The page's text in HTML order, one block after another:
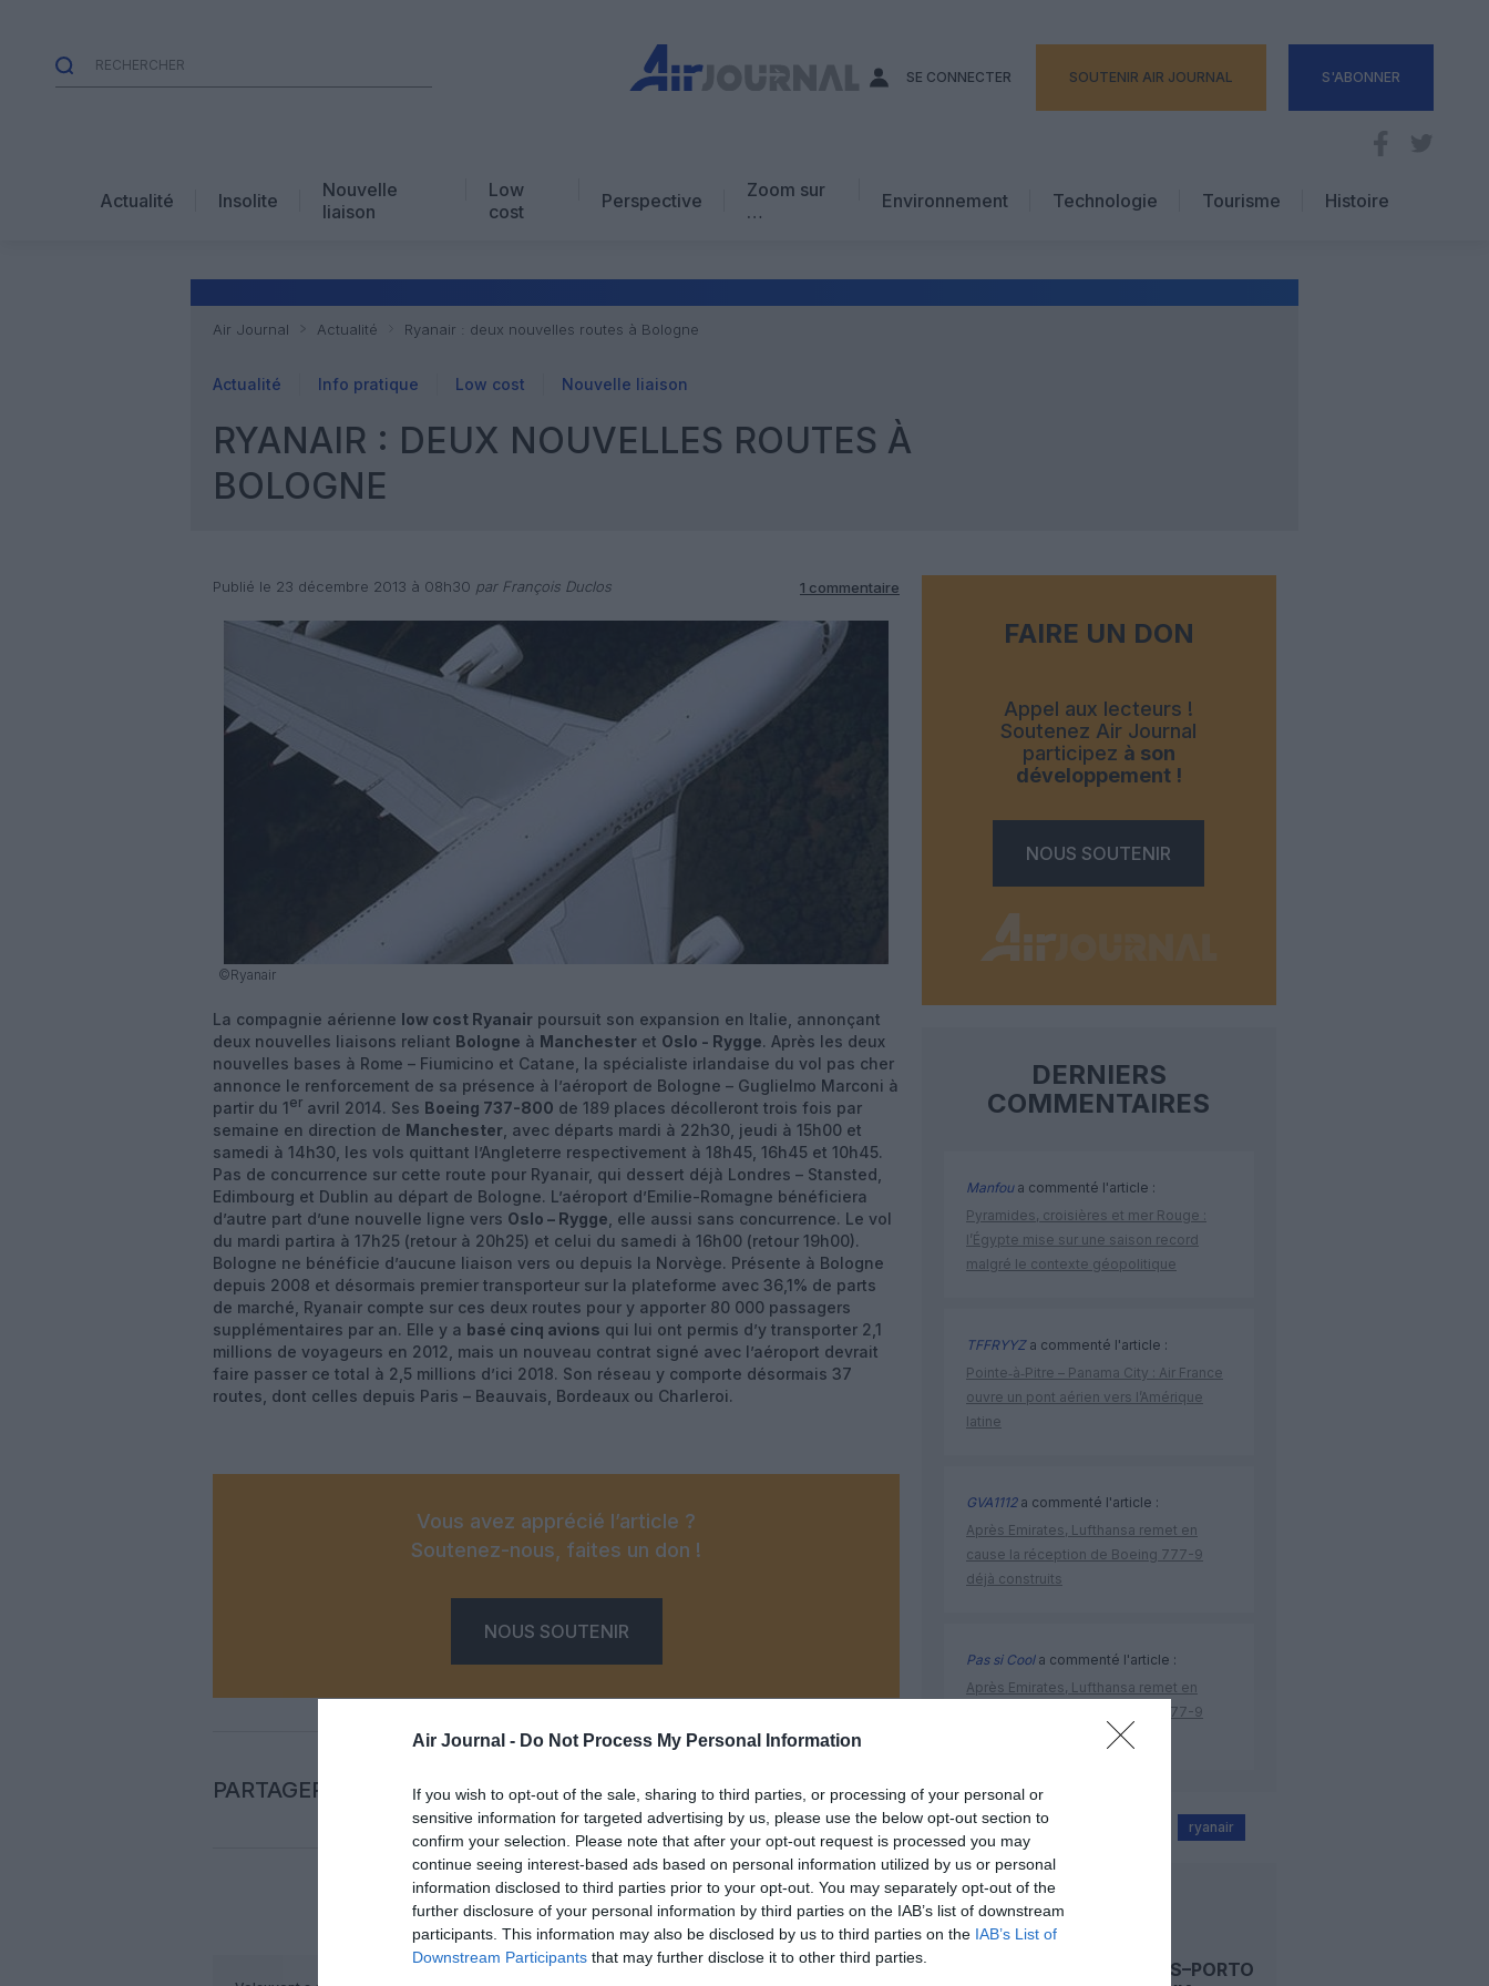
Air Journal - Do Not Process My Personal Information
If you wish to opt-out of the sale, sharing to third parties, or processing of your personal or
sensitive information for targeted advertising by us, please use the below opt-out section to
confirm your selection. Please note that after your opt-out request is processed you may
continue seeing interest-based ads based on personal information utilized by us or personal
information disclosed to third parties prior to your opt-out. You may separately opt-out of the
further disclosure of your personal information by third parties on the IAB’s list of downstream
participants. This information may also be disclosed by us to third parties on the IAB’s List of
Downstream Participants that may further disclose it to other third parties.
SE CONNECTER SOUTENIR AIR JOURNAL S'ABONNER
Actualité Insolite
Nouvelle
liaison
Low
cost
Perspective
Zoom sur
…
Environnement Technologie
Tourisme
Hôtellerie
Histoire
Air Journal Actualité Ryanair : deux nouvelles routes à Bologne
Actualité Info pratique Low cost Nouvelle liaison
RYANAIR : DEUX NOUVELLES ROUTES À
BOLOGNE
Publié le 23 décembre 2013 à 08h30 par François Duclos 1 commentaire
©Ryanair
La compagnie aérienne low cost Ryanair poursuit son expansion en Italie, annonçant
deux nouvelles liaisons reliant Bologne à Manchester et Oslo - Rygge. Après les deux
nouvelles bases à Rome – Fiumicino et Catane, la spécialiste irlandaise du vol pas cher
annonce le renforcement de sa présence à l’aéroport de Bologne – Guglielmo Marconi à
partir du 1er avril 2014. Ses Boeing 737-800 de 189 places décolleront trois fois par
semaine en direction de Manchester , avec départs mardi à 22h30, jeudi à 15h00 et
samedi à 14h30, les vols quittant l’Angleterre respectivement à 18h45, 16h45 et 10h45.
Pas de concurrence sur cette route pour Ryanair, qui dessert déjà Londres – Stansted,
Edimbourg et Dublin au départ de Bologne. L’aéroport d’Emilie-Romagne bénéficiera
d’autre part d’une nouvelle ligne vers Oslo – Rygge , elle aussi sans concurrence. Le vol
du mardi partira à 17h25 (retour à 20h25) et celui du samedi à 16h00 (retour 19h00).
Bologne ne bénéficie d’aucune liaison vers ou depuis la Norvège. Présente à Bologne
depuis 2008 et désormais premier transporteur sur la plateforme avec 36,1% de parts
de marché, Ryanair compte sur ces deux routes pour y apporter 80 000 passagers
supplémentaires par an. Elle y a basé cinq avions qui lui ont permis d’y transporter 2,1
millions de voyageurs en 2012, mais un nouveau contrat signé avec l’aéroport devrait
faire passer ce total à 2,5 millions d’ici 2018. Son réseau y comporte désormais 37
routes, dont celles depuis Paris – Beauvais, Bordeaux ou Charleroi.
Vous avez apprécié l’article ?
Soutenez-nous, faites un don !
NOUS SOUTENIR
PARTAGER L'ARTICLE
FacebookTwitterPinterestLinkedInEmail Print
COMMENTAIRE(S)
FAIRE UN DON
Appel aux lecteurs !
Soutenez Air Journal
participez à son
développement !
NOUS SOUTENIR
DERNIERS
COMMENTAIRES
Manfoua commenté l'article :
Pyramides, croisières et mer Rouge :
l’Égypte mise sur une saison record
malgré le contexte géopolitique
TFFRYYZa commenté l'article :
Pointe‑à‑Pitre – Panama City : Air France
ouvre un pont aérien vers l’Amérique
latine
GVA1112a commenté l'article :
Après Emirates, Lufthansa remet en
cause la réception de Boeing 777-9
déjà construits
Pas si Coola commenté l'article :
Après Emirates, Lufthansa remet en
cause la réception de Boeing 777-9
Bologne Manchester ryanair
LIRE AUSSI
BRUXELLES–PORTO